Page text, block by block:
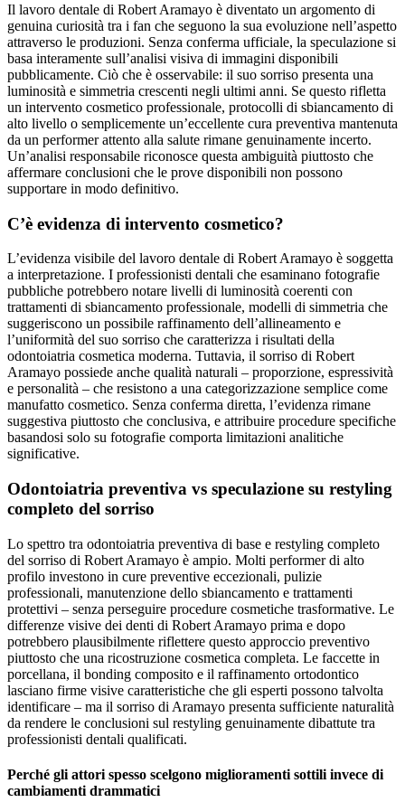
Il lavoro dentale di Robert Aramayo è diventato un argomento di
genuina curiosità tra i fan che seguono la sua evoluzione nell’aspetto
attraverso le produzioni. Senza conferma ufficiale, la speculazione si
basa interamente sull’analisi visiva di immagini disponibili
pubblicamente. Ciò che è osservabile: il suo sorriso presenta una
luminosità e simmetria crescenti negli ultimi anni. Se questo rifletta
un intervento cosmetico professionale, protocolli di sbiancamento di
alto livello o semplicemente un’eccellente cura preventiva mantenuta
da un performer attento alla salute rimane genuinamente incerto.
Un’analisi responsabile riconosce questa ambiguità piuttosto che
affermare conclusioni che le prove disponibili non possono
supportare in modo definitivo.
C’è evidenza di intervento cosmetico?
L’evidenza visibile del lavoro dentale di Robert Aramayo è soggetta
a interpretazione. I professionisti dentali che esaminano fotografie
pubbliche potrebbero notare livelli di luminosità coerenti con
trattamenti di sbiancamento professionale, modelli di simmetria che
suggeriscono un possibile raffinamento dell’allineamento e
l’uniformità del suo sorriso che caratterizza i risultati della
odontoiatria cosmetica moderna. Tuttavia, il sorriso di Robert
Aramayo possiede anche qualità naturali – proporzione, espressività
e personalità – che resistono a una categorizzazione semplice come
manufatto cosmetico. Senza conferma diretta, l’evidenza rimane
suggestiva piuttosto che conclusiva, e attribuire procedure specifiche
basandosi solo su fotografie comporta limitazioni analitiche
significative.
Odontoiatria preventiva vs speculazione su restyling
completo del sorriso
Lo spettro tra odontoiatria preventiva di base e restyling completo
del sorriso di Robert Aramayo è ampio. Molti performer di alto
profilo investono in cure preventive eccezionali, pulizie
professionali, manutenzione dello sbiancamento e trattamenti
protettivi – senza perseguire procedure cosmetiche trasformative. Le
differenze visive dei denti di Robert Aramayo prima e dopo
potrebbero plausibilmente riflettere questo approccio preventivo
piuttosto che una ricostruzione cosmetica completa. Le faccette in
porcellana, il bonding composito e il raffinamento ortodontico
lasciano firme visive caratteristiche che gli esperti possono talvolta
identificare – ma il sorriso di Aramayo presenta sufficiente naturalità
da rendere le conclusioni sul restyling genuinamente dibattute tra
professionisti dentali qualificati.
Perché gli attori spesso scelgono miglioramenti sottili invece di
cambiamenti drammatici